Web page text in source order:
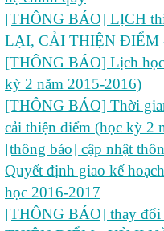
[THÔNG BÁO] LỊCH thi
LẠI, CẢI THIỆN ĐIỂM
[THÔNG BÁO] Lịch
kỳ 2 năm 2015-2016)
[THÔNG BÁO] Thời
cải thiện điểm (học kỳ 2
[thông báo] cập nhật
Quyết định giao kế
học 2016-2017
[THÔNG BÁO] thay